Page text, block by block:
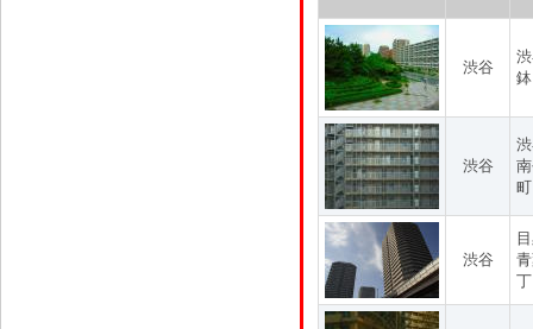
渋谷
渋谷
渋谷